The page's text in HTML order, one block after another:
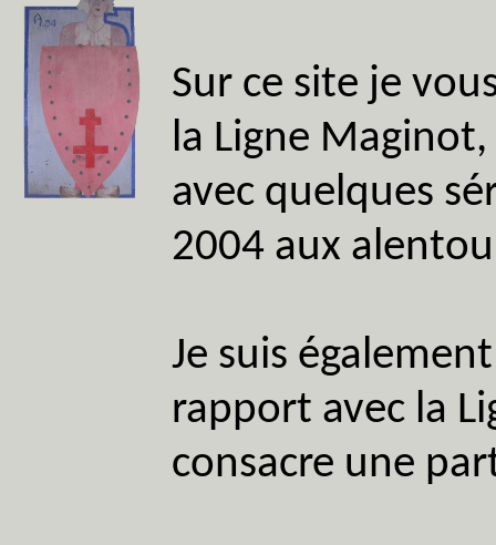
Sur ce site je
la Ligne
avec quelques
2004 aux
Je suis
rapport avec la
consacre une